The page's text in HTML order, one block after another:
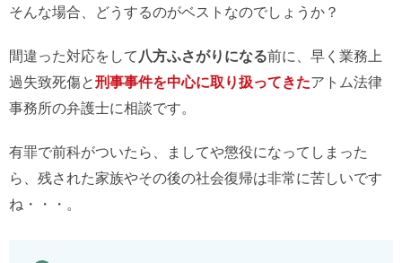
そんな場合、どうするのがベストなのでしょうか？
間違った対応をして 八方ふさがりになる前に、早く業務上
過失致死傷と刑事事件を中心に取り扱ってきたアトム法律
事務所の弁護士に相談です。
有罪で前科がついたら、ましてや懲役になってしまった
ら、残された家族やその後の社会復帰は非常に苦しいです
ね・・・。